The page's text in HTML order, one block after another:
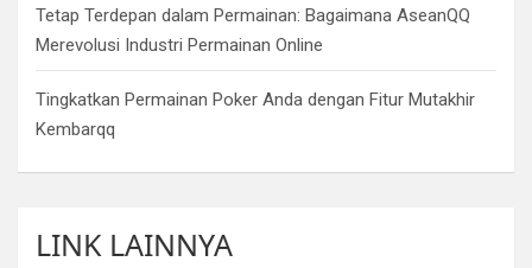
Tetap Terdepan dalam Permainan: Bagaimana AseanQQ
Merevolusi Industri Permainan Online
Tingkatkan Permainan Poker Anda dengan Fitur Mutakhir
Kembarqq
LINK LAINNYA